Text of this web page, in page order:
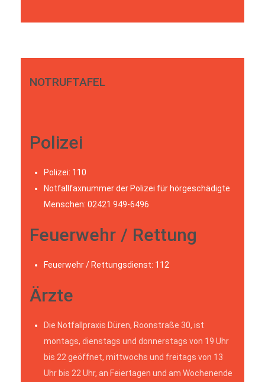
NOTRUFTAFEL
Polizei
Polizei: 110
Notfallfaxnummer der Polizei für hörgeschädigte
Menschen: 02421 949-6496
Feuerwehr / Rettung
Feuerwehr / Rettungsdienst: 112
Ärzte
Die Notfallpraxis Düren, Roonstraße 30, ist
montags, dienstags und donnerstags von 19 Uhr
bis 22 geöffnet, mittwochs und freitags von 13
Uhr bis 22 Uhr, an Feiertagen und am Wochenende